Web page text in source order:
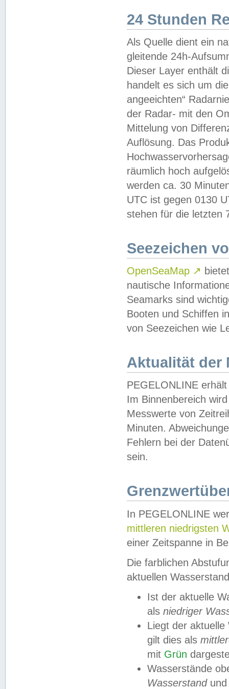
24 Stunden
Als Quelle dient ein
gleitende 24h-
Dieser Layer enthält
handelt es sich um
angeeichten“
der Radar- mit den
Mittelung von
Auflösung. Das
räumlich hoch
werden ca. 30
UTC ist gegen 0130
stehen für die letzten
Seezeichen
OpenSeaMap ↗
nautische
Seamarks sind
Booten und Schiffen
von Seezeichen wie
Aktualität der
PEGELONLINE
Im Binnenbereich
Messwerte von
Minuten.
Fehlern bei der
sein.
In PEGELONLINE
mittleren niedrigsten
einer Zeitspanne in
Die farblichen
aktuellen
Ist der aktuelle
als niedriger
Liegt der
gilt dies als
mit Grün
Wasserstände
Wasserstandund